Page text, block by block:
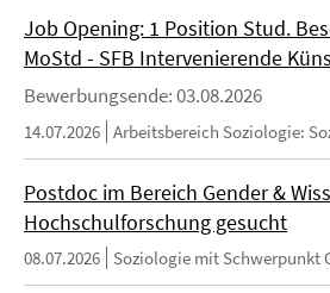
Job Opening: 1 Position Stud.
MoStd - SFB Intervenierende
Bewerbungsende: 03.08.2026
14.07.2026 Arbeitsbereich Soziologie:
Postdoc im Bereich Gender &
Hochschulforschung gesucht
08.07.2026 Soziologie mit Schwerpunkt